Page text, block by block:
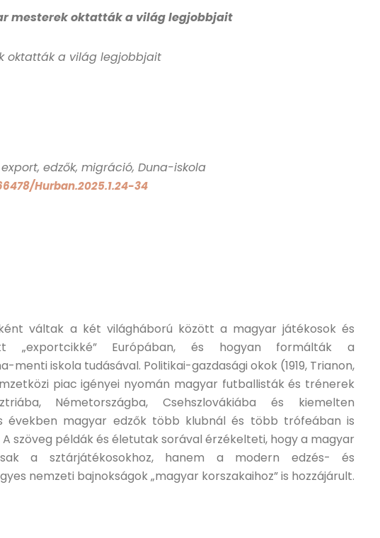
mesterek oktatták a világ legjobbjait
oktatták a világ legjobbjait
edzők, migráció, Duna-iskola
Hurban.2025.1.24-34
váltak a két világháború között a magyar játékosok és
„exportcikké” Európában, és hogyan formálták a
menti iskola tudásával. Politikai-gazdasági okok (1919, Trianon,
piac igényei nyomán magyar futballisták és trénerek
Németországba, Csehszlovákiába és kiemelten
években magyar edzők több klubnál és több trófeában is
szöveg példák és életutak sorával érzékelteti, hogy a magyar
a sztárjátékosokhoz, hanem a modern edzés- és
nemzeti bajnokságok „magyar korszakaihoz” is hozzájárult.